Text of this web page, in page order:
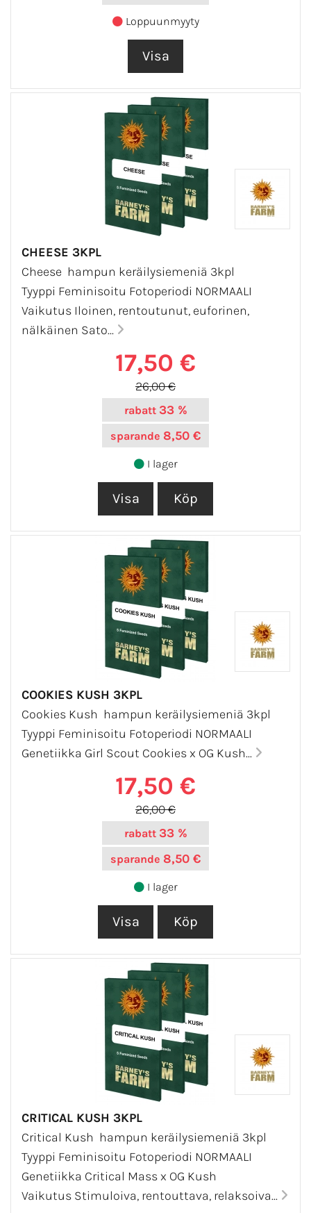
Loppuunmyyty
CHEESE 3KPL
Cheese hampun keräilysiemeniä 3kpl
Tyyppi Feminisoitu Fotoperiodi NORMAALI
Vaikutus Iloinen, rentoutunut, euforinen,
nälkäinen Sato...
17,50 €
26,00 €
rabatt 33 %
sparande 8,50 €
I lager
COOKIES KUSH 3KPL
Cookies Kush hampun keräilysiemeniä 3kpl
Tyyppi Feminisoitu Fotoperiodi NORMAALI
Genetiikka Girl Scout Cookies x OG Kush...
17,50 €
26,00 €
rabatt 33 %
sparande 8,50 €
I lager
CRITICAL KUSH 3KPL
Critical Kush hampun keräilysiemeniä 3kpl
Tyyppi Feminisoitu Fotoperiodi NORMAALI
Genetiikka Critical Mass x OG Kush
Vaikutus Stimuloiva, rentouttava, relaksoiva...